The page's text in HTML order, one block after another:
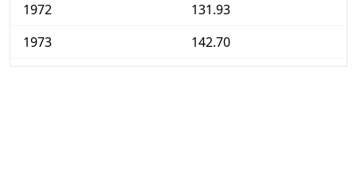
1972
131.93
1973
142.70